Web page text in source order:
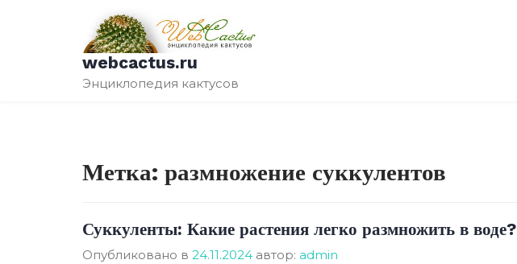
содержимому
webcactus.ru
Энциклопедия кактусов
Метка: размножение суккулентов
Суккуленты: Какие растения легко размножить в воде?
Опубликовано в 24.11.2024 автор: admin